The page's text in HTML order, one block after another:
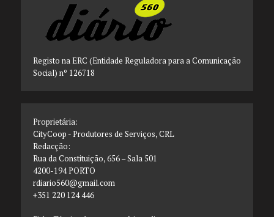
Registo na ERC (Entidade Reguladora para a Comunicação
Social) nº 126718
Proprietária:
CityCoop - Produtores de Serviços, CRL
Redacção:
Rua da Constituição, 656 – Sala 501
4200-194 PORTO
rdiario560@gmail.com
+351 220 124 446